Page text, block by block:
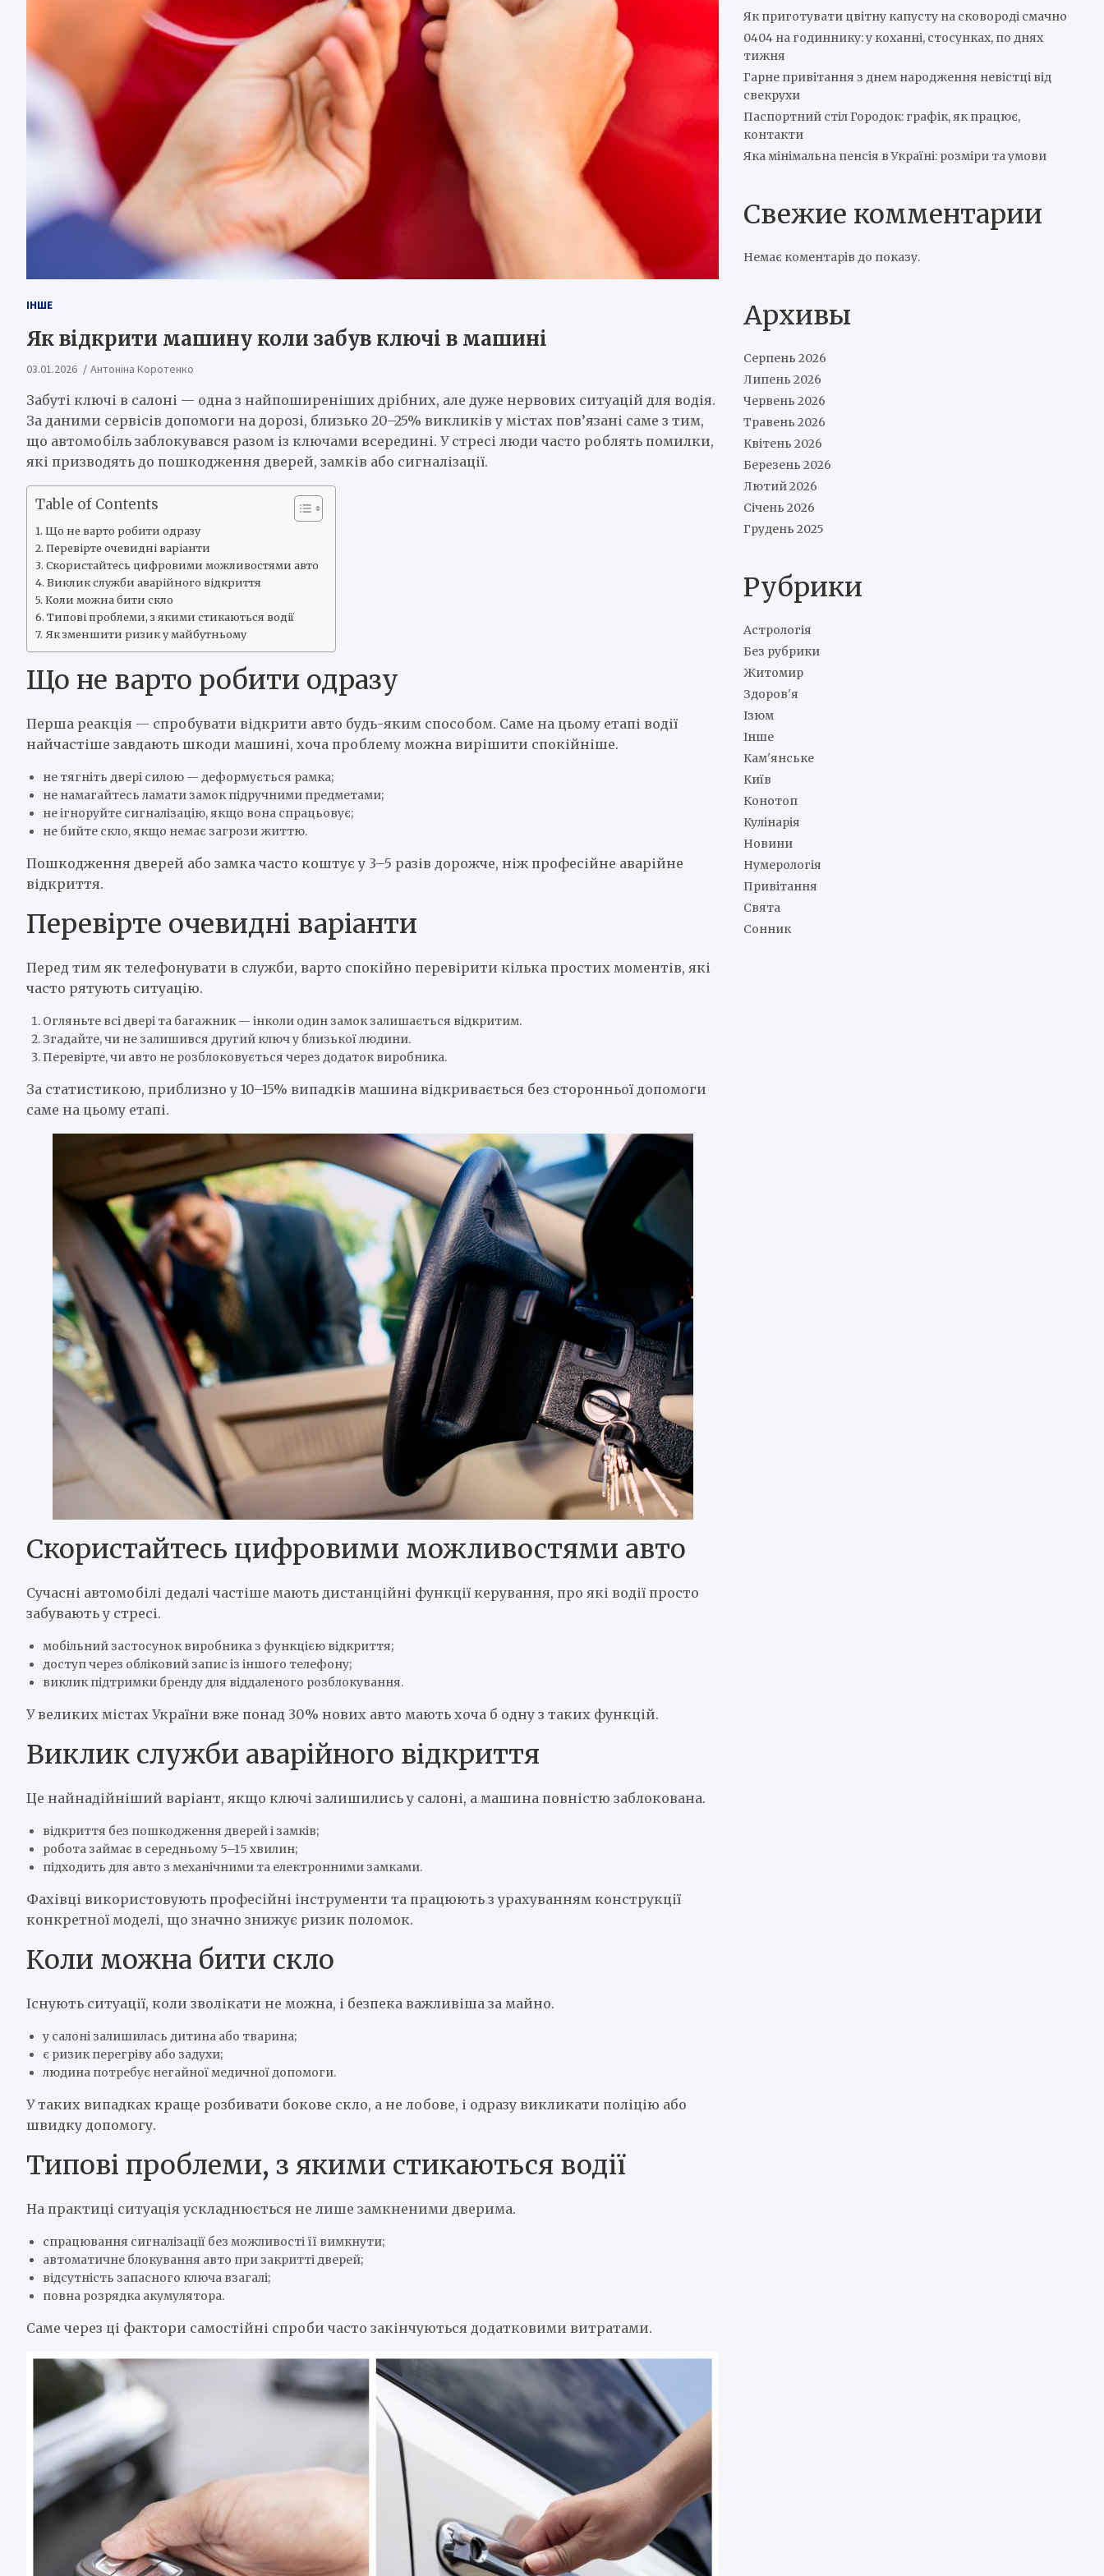
ІНШЕ
Як відкрити машину коли забув ключі в машині
03.01.2026 Антоніна Коротенко
Забуті ключі в салоні — одна з найпоширеніших дрібних, але дуже нервових ситуацій для водія.
За даними сервісів допомоги на дорозі, близько 20–25% викликів у містах пов’язані саме з тим,
що автомобіль заблокувався разом із ключами всередині. У стресі люди часто роблять помилки,
які призводять до пошкодження дверей, замків або сигналізації.
Table of Contents
Що не варто робити одразу
Перевірте очевидні варіанти
Скористайтесь цифровими можливостями авто
Виклик служби аварійного відкриття
Коли можна бити скло
Типові проблеми, з якими стикаються водії
Як зменшити ризик у майбутньому
Що не варто робити одразу
Перша реакція — спробувати відкрити авто будь-яким способом. Саме на цьому етапі водії
найчастіше завдають шкоди машині, хоча проблему можна вирішити спокійніше.
не тягніть двері силою — деформується рамка;
не намагайтесь ламати замок підручними предметами;
не ігноруйте сигналізацію, якщо вона спрацьовує;
не бийте скло, якщо немає загрози життю.
Пошкодження дверей або замка часто коштує у 3–5 разів дорожче, ніж професійне аварійне
відкриття.
Перевірте очевидні варіанти
Перед тим як телефонувати в служби, варто спокійно перевірити кілька простих моментів, які
часто рятують ситуацію.
Огляньте всі двері та багажник — інколи один замок залишається відкритим.
Згадайте, чи не залишився другий ключ у близької людини.
Перевірте, чи авто не розблоковується через додаток виробника.
За статистикою, приблизно у 10–15% випадків машина відкривається без сторонньої допомоги
саме на цьому етапі.
Скористайтесь цифровими можливостями авто
Сучасні автомобілі дедалі частіше мають дистанційні функції керування, про які водії просто
забувають у стресі.
мобільний застосунок виробника з функцією відкриття;
доступ через обліковий запис із іншого телефону;
виклик підтримки бренду для віддаленого розблокування.
У великих містах України вже понад 30% нових авто мають хоча б одну з таких функцій.
Виклик служби аварійного відкриття
Це найнадійніший варіант, якщо ключі залишились у салоні, а машина повністю заблокована.
відкриття без пошкодження дверей і замків;
робота займає в середньому 5–15 хвилин;
підходить для авто з механічними та електронними замками.
Фахівці використовують професійні інструменти та працюють з урахуванням конструкції
конкретної моделі, що значно знижує ризик поломок.
Коли можна бити скло
Існують ситуації, коли зволікати не можна, і безпека важливіша за майно.
у салоні залишилась дитина або тварина;
є ризик перегріву або задухи;
людина потребує негайної медичної допомоги.
У таких випадках краще розбивати бокове скло, а не лобове, і одразу викликати поліцію або
швидку допомогу.
Типові проблеми, з якими стикаються водії
На практиці ситуація ускладнюється не лише замкненими дверима.
спрацювання сигналізації без можливості її вимкнути;
автоматичне блокування авто при закритті дверей;
відсутність запасного ключа взагалі;
повна розрядка акумулятора.
Саме через ці фактори самостійні спроби часто закінчуються додатковими витратами.
Як приготувати цвітну капусту на сковороді смачно
0404 на годиннику: у коханні, стосунках, по днях
тижня
Гарне привітання з днем народження невістці від
свекрухи
Паспортний стіл Городок: графік, як працює,
контакти
Яка мінімальна пенсія в Україні: розміри та умови
Свежие комментарии
Немає коментарів до показу.
Архивы
Серпень 2026
Липень 2026
Червень 2026
Травень 2026
Квітень 2026
Березень 2026
Лютий 2026
Січень 2026
Грудень 2025
Рубрики
Астрологія
Без рубрики
Житомир
Здоров'я
Ізюм
Інше
Кам'янське
Київ
Конотоп
Кулінарія
Новини
Нумерологія
Привітання
Свята
Сонник